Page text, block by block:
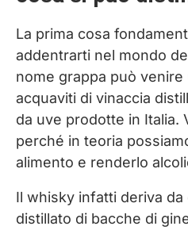
Esperienza
percorso di
La prima cosa
addentrarti nel mondo
nome grappa può
acquaviti di vinaccia
da uve prodotte in Italia.
perché in teoria
alimento e renderlo
Il whisky infatti deriva da
distillato di bacche di